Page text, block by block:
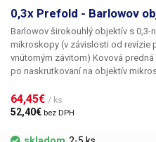
0,3x Prefold - Barlowov
Barlowov širokouhlý objektív s 0,3-
mikroskopy (v závislosti od revízie
vnútorným závitom)
po naskrutkovaní na objektív
a hĺbku ostrosti o 3/4. V praxi ide o
posúva ohniskovú vzdialenosť a
na kontrolu väčších objektov.
64,45€ / ks
52,40€ bez DPH